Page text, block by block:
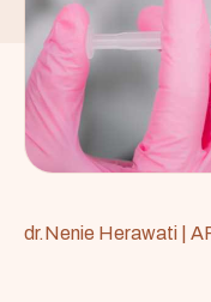
dr.Nenie Herawati